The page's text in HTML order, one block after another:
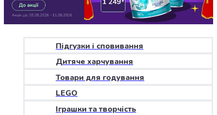
Ром
Текіла
мескаль
і
наливки
Настоянки,
бальзами,
біттери
Підгузки і сповивання
Дитяче харчування
Товари для годування
LEGO
Іграшки та творчість